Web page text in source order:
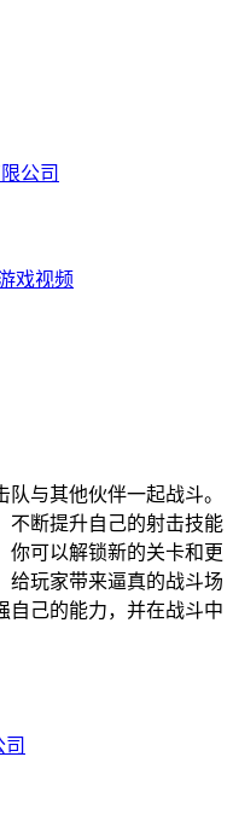
公司
戏视频
与其他伙伴一起战斗。
不断提升自己的射击技能
你可以解锁新的关卡和更
给玩家带来逼真的战斗场
自己的能力，并在战斗中